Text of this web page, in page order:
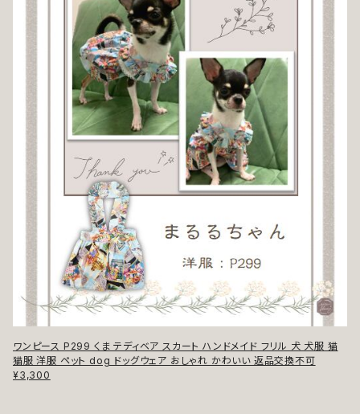
ワンピース P299 くま テディベア スカート ハンドメイド フリル 犬 犬服 猫
猫服 洋服 ペット dog ドッグウェア おしゃれ かわいい 返品交換不可
¥3,300